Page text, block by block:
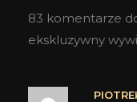
83 komentarze
ekskluzywny